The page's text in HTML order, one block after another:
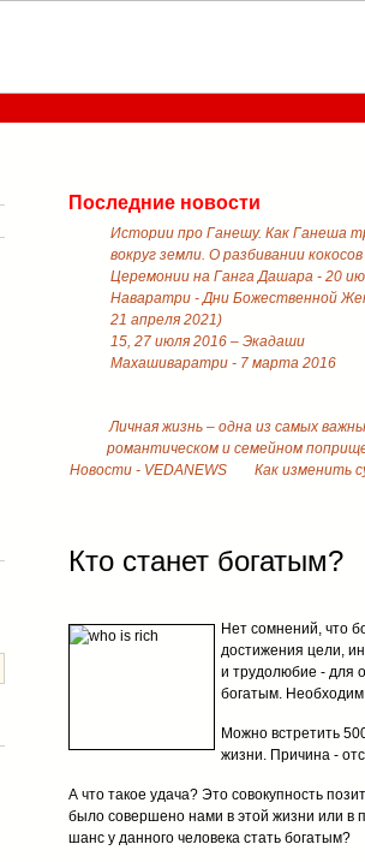
Последние новости
Истории про Ганешу. Как Ганеша
вокруг земли. О разбивании кокосов
Церемонии на Ганга Дашара - 20
Наваратри - Дни Божественной
21 апреля 2021)
15, 27 июля 2016 – Экадаши
Махашиваратри - 7 марта 2016
Личная жизнь – одна из самых
романтическом и семейном
Новости - VEDANEWS
Как изменить
Кто станет богатым?
Нет сомнений, что
достижения цели,
и трудолюбие - для
богатым.
Можно встретить
жизни. Причина -
А что такое удача? Это совокупность
было совершено нами в этой жизни или в
шанс у данного человека стать богатым?